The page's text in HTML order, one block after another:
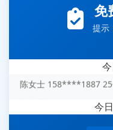
免
提示
王经理 186****9012 7
赵总 135****7688 12分
陈女士 158****1887 25
杨经理 187****6696 30
周总 136****0539 35分
今